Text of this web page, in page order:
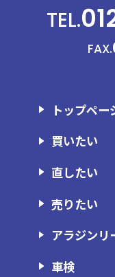
TEL.
FAX.
トップペー
買いたい
直したい
売りたい
アラジンリ
車検